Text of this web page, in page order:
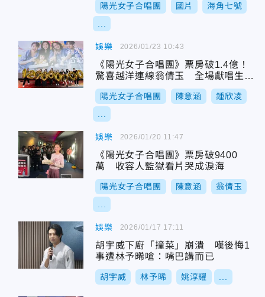
陽光女子合唱團 國片 海角七號
娛樂
《陽光女子合唱團》票房破1.4億！
驚喜越洋連線翁倩玉 全場獻唱生日
快樂歌
陽光女子合唱團 陳意涵 鍾欣凌
2026/01/23 10:43
娛樂
《陽光女子合唱團》票房破9400
萬 收容人監獄看片哭成淚海
陽光女子合唱團 陳意涵 翁倩玉
2026/01/20 11:47
娛樂
胡宇威下廚「撞菜」崩潰 嘆後悔1
事遭林予晞嗆：嘴巴講而已
胡宇威 林予晞 姚淳耀
2026/01/17 17:11